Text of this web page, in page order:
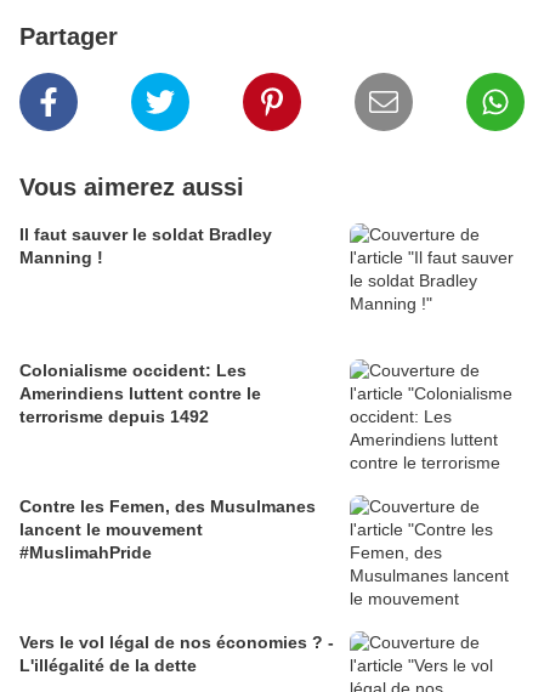
Partager
Vous aimerez aussi
Il faut sauver le soldat Bradley
Manning !
Colonialisme occident: Les
Amerindiens luttent contre le
terrorisme depuis 1492
Contre les Femen, des Musulmanes
lancent le mouvement
#MuslimahPride
Vers le vol légal de nos économies ? -
L'illégalité de la dette